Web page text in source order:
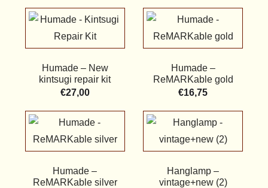
Humade – New
kintsugi repair kit
€27,00
Humade –
ReMARKable gold
€16,75
Humade –
ReMARKable silver
Hanglamp –
vintage+new (2)